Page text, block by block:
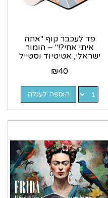
פד לעכבר קוף "אתה
איתי אחי?!" – הומור
ישראלי, אטיטיוד וסטייל
₪40
הוספה לעגלה